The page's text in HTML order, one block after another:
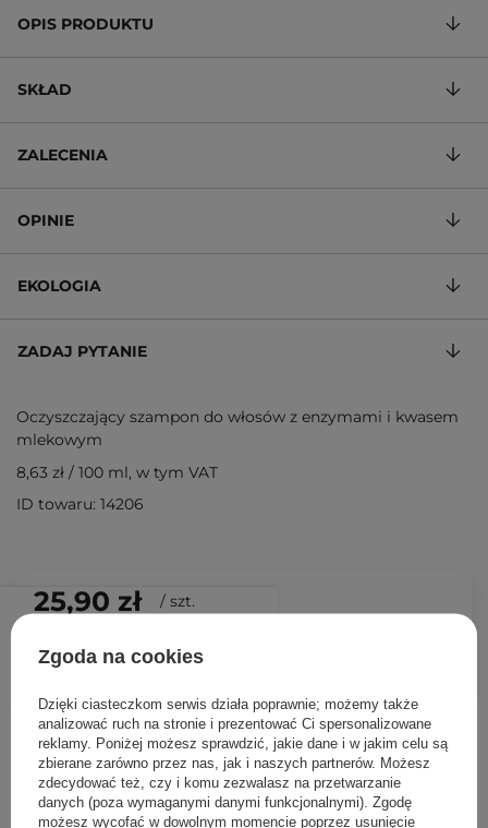
25,90 zł / szt.
OPIS PRODUKTU
SKŁAD
ZALECENIA
OPINIE
EKOLOGIA
ZADAJ PYTANIE
Oczyszczający szampon do włosów z enzymami i kwasem
mlekowym
8,63 zł / 100 ml, w tym VAT
ID towaru: 14206
Inni klienci sprawdzali również
Zgoda na cookies
Dzięki ciasteczkom serwis działa poprawnie; możemy także
analizować ruch na stronie i prezentować Ci spersonalizowane
reklamy. Poniżej możesz sprawdzić, jakie dane i w jakim celu są
zbierane zarówno przez nas, jak i naszych partnerów. Możesz
zdecydować też, czy i komu zezwalasz na przetwarzanie
danych (poza wymaganymi danymi funkcjonalnymi). Zgodę
możesz wycofać w dowolnym momencie poprzez usunięcie